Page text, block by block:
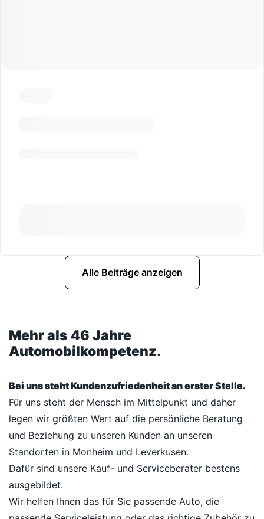
Alle Beiträge anzeigen
Mehr als 46 Jahre
Automobilkompetenz.
Bei uns steht Kundenzufriedenheit an erster Stelle.
Für uns steht der Mensch im Mittelpunkt und daher
legen wir größten Wert auf die persönliche Beratung
und Beziehung zu unseren Kunden an unseren
Standorten in Monheim und Leverkusen.
Dafür sind unsere Kauf- und Serviceberater bestens
ausgebildet.
Wir helfen Ihnen das für Sie passende Auto, die